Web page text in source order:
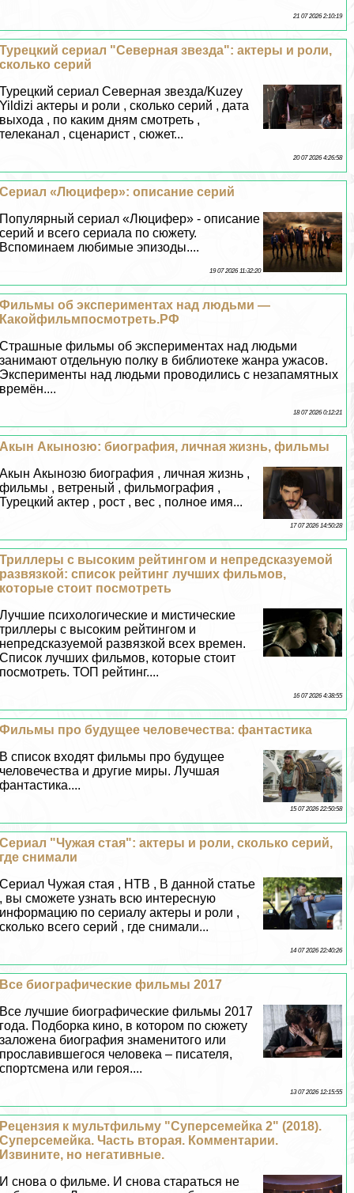
21 07 2026 2:10:19
Турецкий сериал "Северная звезда": актеры и роли,
сколько серий
Турецкий сериал Северная звезда/Kuzey
Yildizi актеры и роли , сколько серий , дата
выхода , по каким дням смотреть ,
телеканал , сценарист , сюжет...
20 07 2026 4:26:58
Сериал «Люцифер»: описание серий
Популярный сериал «Люцифер» - описание
серий и всего сериала по сюжету.
Вспоминаем любимые эпизоды....
19 07 2026 11:32:20
Фильмы об экспериментах над людьми —
Какойфильмпосмотреть.РФ
Страшные фильмы об экспериментах над людьми
занимают отдельную полку в библиотеке жанра ужасов.
Эксперименты над людьми проводились с незапамятных
времён....
18 07 2026 0:12:21
Акын Акынозю: биография, личная жизнь, фильмы
Акын Акынозю биография , личная жизнь ,
фильмы , ветреный , фильмография ,
Турецкий актер , рост , вес , полное имя...
17 07 2026 14:50:28
Триллеры с высоким рейтингом и непредсказуемой
развязкой: список рейтинг лучших фильмов,
которые стоит посмотреть
Лучшие психологические и мистические
триллеры с высоким рейтингом и
непредсказуемой развязкой всех времен.
Список лучших фильмов, которые стоит
посмотреть. ТОП рейтинг....
16 07 2026 4:38:55
Фильмы про будущее человечества: фантастика
В список входят фильмы про будущее
человечества и другие миры. Лучшая
фантастика....
15 07 2026 22:50:58
Сериал "Чужая стая": актеры и роли, сколько серий,
где снимали
Сериал Чужая стая , НТВ , В данной статье
, вы сможете узнать всю интересную
информацию по сериалу актеры и роли ,
сколько всего серий , где снимали...
14 07 2026 22:40:26
Все биографические фильмы 2017
Все лучшие биографические фильмы 2017
года. Подборка кино, в котором по сюжету
заложена биография знаменитого или
прославившегося человека – писателя,
спортсмена или героя....
13 07 2026 12:15:55
Рецензия к мультфильму "Суперсемейка 2" (2018).
Суперсемейка. Часть вторая. Комментарии.
Извините, но негативные.
И снова о фильме. И снова стараться не